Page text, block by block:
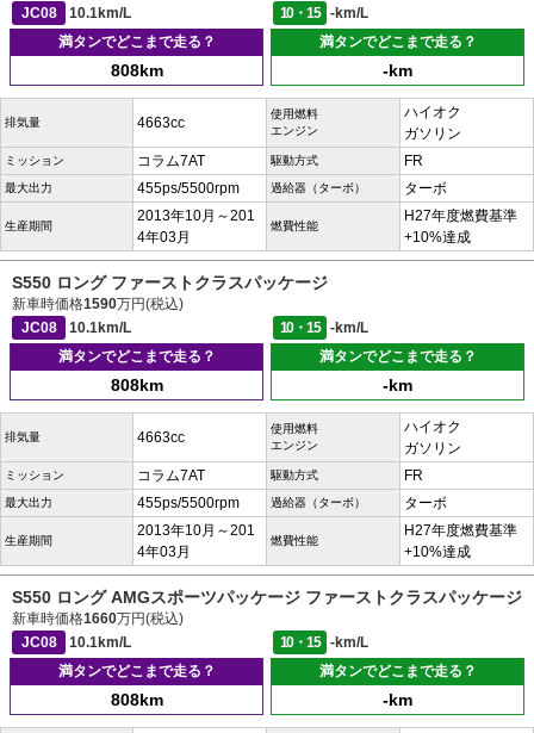
JC08
10.1km/L 10・15
-km/L
満タンでどこまで走る？
808km
満タンでどこまで走る？
-km
排気量 4663cc
使用燃料
エンジン
ハイオク
ガソリン
ミッション コラム7AT 駆動方式 FR
最大出力 455ps/5500rpm 過給器（ターボ） ターボ
生産期間
2013年10月～201
4年03月
燃費性能
H27年度燃費基準
+10%達成
S550 ロング ファーストクラスパッケージ
新車時価格1590万円(税込)
JC08
10.1km/L 10・15
-km/L
満タンでどこまで走る？
808km
満タンでどこまで走る？
-km
排気量 4663cc
使用燃料
エンジン
ハイオク
ガソリン
ミッション コラム7AT 駆動方式 FR
最大出力 455ps/5500rpm 過給器（ターボ） ターボ
生産期間
2013年10月～201
4年03月
燃費性能
H27年度燃費基準
+10%達成
S550 ロング AMGスポーツパッケージ ファーストクラスパッケージ
新車時価格1660万円(税込)
JC08
10.1km/L 10・15
-km/L
満タンでどこまで走る？
808km
満タンでどこまで走る？
-km